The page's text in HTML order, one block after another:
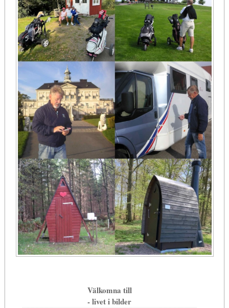
Välkomna till
- livet i bilder